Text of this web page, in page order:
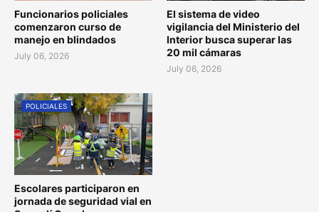
Funcionarios policiales
comenzaron curso de
manejo en blindados
July 06, 2026
El sistema de video
vigilancia del Ministerio del
Interior busca superar las
20 mil cámaras
July 06, 2026
POLICIALES
Escolares participaron en
jornada de seguridad vial en